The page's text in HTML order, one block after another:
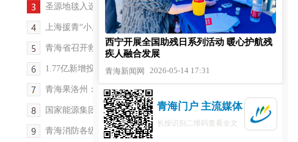
圣源地毯入选全国首批“跟着品牌去旅行”体验地 擦...
上海援青“小店计划”为玛沁青年创业铺路搭桥
青海省召开救助管理工作联席会议
1.77亿新增投入 激活青海户外运动新动能
青海果洛州：我们多跑一公里 群众就少走一公里
国家能源集团青海共和分公司年累计发电量突破10亿...
青海消防各级同步开展“5·12”防灾减灾日宣传活动
西宁开展全国助残日系列活动 暖心护航残
疾人融合发展
青海新闻网 2026-05-14 17:31
青海门户 主流媒体
长按识别二维码查看全文